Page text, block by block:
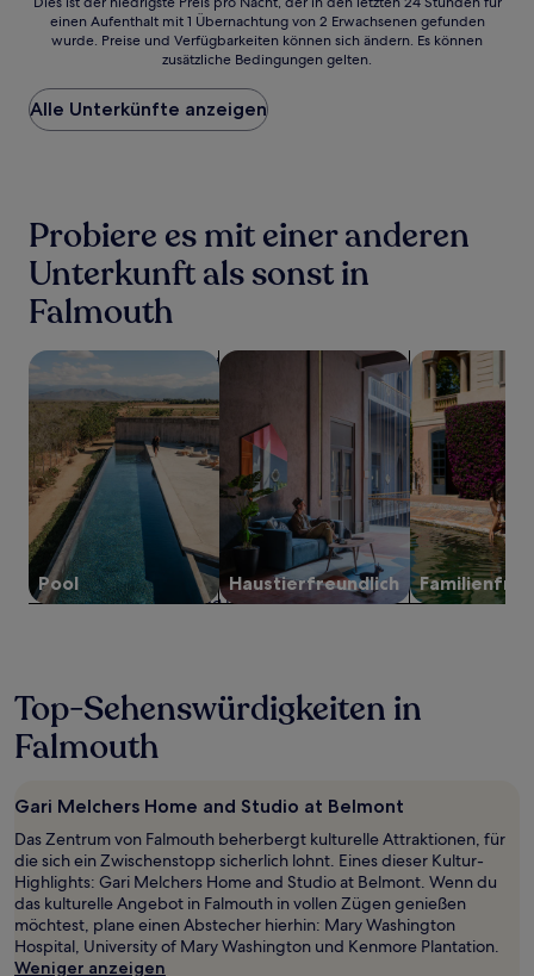
der
Preis
pro
Nacht,
24 Stunden
für
einen
Aufenthalt
mit
1 Übernachtung
von
2 Erwachsenen
gefunden
wurde.
Preise
und
Verfügbarkeiten
können
sich
ändern.
Es
können
einen Aufenthalt mit 1 Übernachtung von 2 Erwachsenen gefunden
wurde. Preise und Verfügbarkeiten können sich ändern. Es können
zusätzliche Bedingungen gelten.
Alle Unterkünfte anzeigen
Probiere es mit einer anderen
Unterkunft als sonst in
Falmouth
Pool
Suche nach Unterkünften mit Pool
Haustier­freundlich
Suche nach haustierfreundlichen
Suche nach
Top-Sehenswürdigkeiten in
Falmouth
Gari Melchers Home and Studio at Belmont
Das Zentrum von Falmouth beherbergt kulturelle Attraktionen, für
die sich ein Zwischenstopp sicherlich lohnt. Eines dieser Kultur-
Highlights: Gari Melchers Home and Studio at Belmont. Wenn du
das kulturelle Angebot in Falmouth in vollen Zügen genießen
möchtest, plane einen Abstecher hierhin: Mary Washington
Hospital, University of Mary Washington und Kenmore Plantation.
Weniger anzeigen